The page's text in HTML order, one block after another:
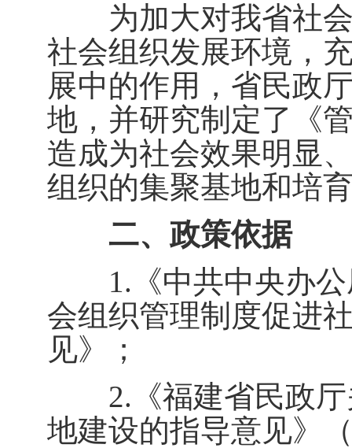
为加大对我省社会
社会组织发展环境，
展中的作用，省民政
地，并研究制定了《
造成为社会效果明显
组织的集聚基地和培
二、政策依据
1.《中共中央办公
会组织管理制度促进
见》；
2.《福建省民政厅
地建设的指导意见》